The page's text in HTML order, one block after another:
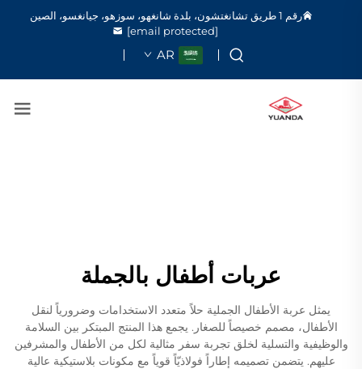
رقم 1 طريق تشانغتشون، بلدة شانغهو، سوزهو، جيانغسو، الصين
[email protected]
AR
عربات أطفال بالجملة
يمثل عربة الأطفال الجملية حلاً متعدد الاستخدامات وضرورياً لنقل
الأطفال، مصمم خصيصاً للصغار. يجمع هذا المنتج المبتكر بين السلامة
والوظيفية والتسلية لخلق تجربة سفر مثالية لكل من الأطفال والمشرفين
عليهم. يتضمن تصميمه إطاراً فولاذيّاً قوياً مع مكونات بلاستيكية عالية